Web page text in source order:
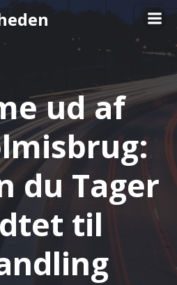
Videre
til
ud af
du Tager
til